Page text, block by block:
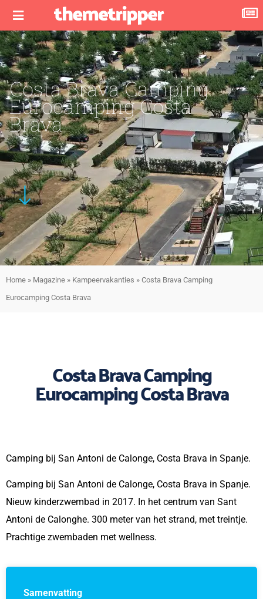
Costa Brava Camping
Eurocamping Costa
Brava
Home » Magazine » Kampeervakanties » Costa Brava Camping
Eurocamping Costa Brava
Costa Brava Camping
Eurocamping Costa Brava
Camping bij San Antoni de Calonge, Costa Brava in Spanje.
Camping bij San Antoni de Calonge, Costa Brava in Spanje.
Nieuw kinderzwembad in 2017. In het centrum van Sant
Antoni de Calonghe. 300 meter van het strand, met treintje.
Prachtige zwembaden met wellness.
Samenvatting